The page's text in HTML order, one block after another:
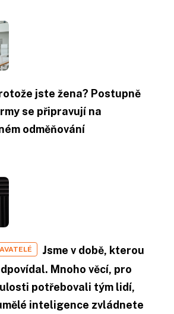
jste žena? Postupně
se připravují na
odměňování
Jsme v době, kterou
Mnoho věcí, pro
potřebovali tým lidí,
inteligence zvládnete